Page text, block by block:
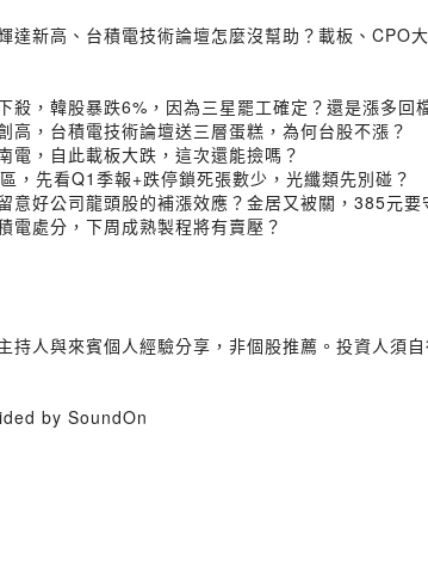
達新高、台積電技術論壇怎麼沒幫助？載板、CPO
殺，韓股暴跌6%，因為三星罷工確定？還是漲多回
高，台積電技術論壇送三層蛋糕，為何台股不漲？
電，自此載板大跌，這次還能撿嗎？
，先看Q1季報+跌停鎖死張數少，光纖類先別碰？
意好公司龍頭股的補漲效應？金居又被關，385元要
電處分，下周成熟製程將有賣壓？
持人與來賓個人經驗分享，非個股推薦。投資人須
by SoundOn